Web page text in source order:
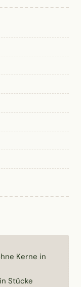
Kerne in
Stücke